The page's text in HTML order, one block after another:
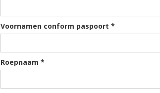
Voornamen conform paspoort *
Roepnaam *